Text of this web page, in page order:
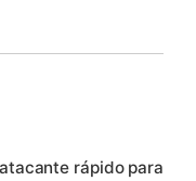
rápido para